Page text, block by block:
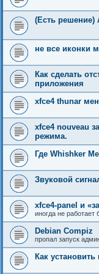
(Есть решение)
не все иконки
Как сделать
приложения
xfce4 thunar
xfce4 nouveau
режима.
Где Whishker
Звуковой
xfce4-panel и
иногда не работает
Debian Compiz
пропал запуск
Как